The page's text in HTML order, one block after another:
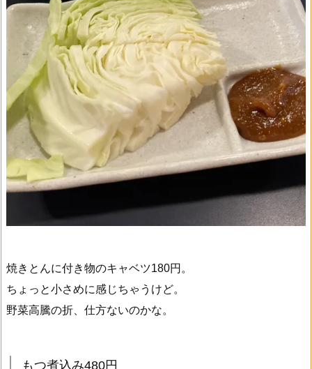
焼きとんに付き物のキャベツ180円。
ちょっと小さめに感じちゃうけど。
野菜高騰の折、仕方ないのかな。
もつ煮込み480円